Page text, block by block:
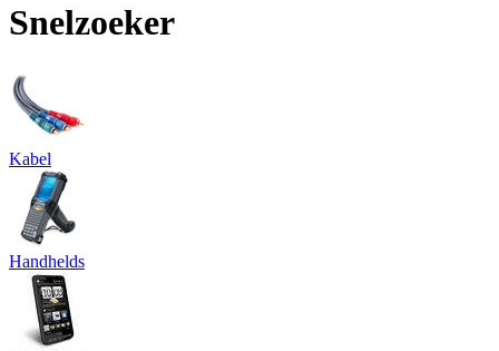
Snelzoeker
Kabel
Handhelds